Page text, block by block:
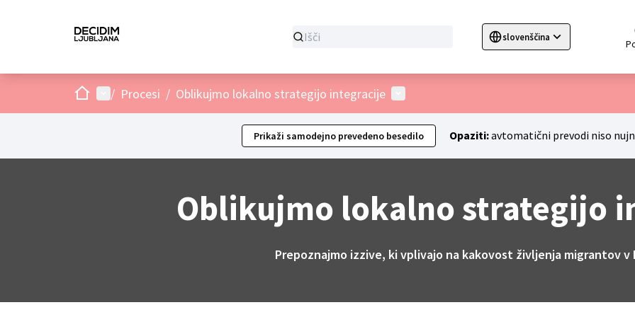
slovenščina
Sprache wählen Choose language
DomovMain menu
/ Procesi / Oblikujmo lokalno strategijo integracije User menu
Prikaži samodejno prevedeno besedilo Opaziti:avtomatični prevodi niso
Oblikujmo lokalno strategijo
Prepoznajmo izzive, ki vplivajo na kakovost življenja migrantov v